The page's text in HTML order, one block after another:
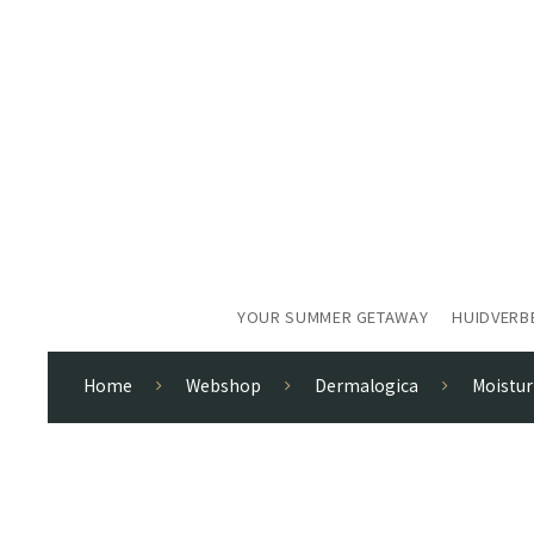
YOUR SUMMER GETAWAY
Home Webshop Dermalogica